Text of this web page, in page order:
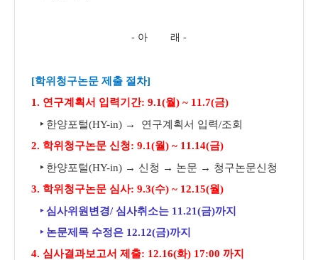
- 아 래 -
[학위청구논문 제출 절차]
1. 연구계획서 입력기간: 9.1(월) ~ 11.7(금)
‣ 한양포털(HY-in) → 연구계획서 입력/조회
2. 학위청구논문 신청: 9.1(월) ~ 11.14(금)
‣ 한양포털(HY-in) → 신청 → 논문 → 청구논문신청
3. 학위청구논문 심사: 9.3(수) ~ 12.15(월)
‣ 심사위원변경/ 심사취소는 11.21(금)까지
‣ 논문제목 수정은 12.12(금)까지
4. 심사결과보고서 제출: 12.16(화) 17:00 까지